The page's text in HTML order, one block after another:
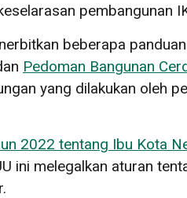
pembangunan
beberapa
Pedoman Bangunan
yang dilakukan oleh
2022 tentang Ibu Kota
ini melegalkan aturan